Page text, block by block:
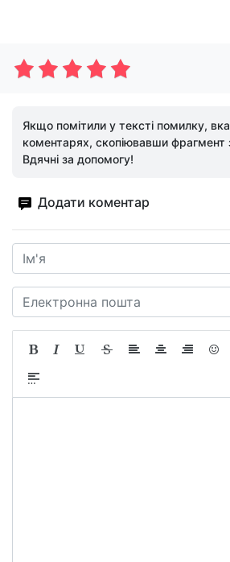
Якщо помітили у тексті помилку,
коментарях, скопіювавши фрагмент
Вдячні за допомогу!
Додати коментар